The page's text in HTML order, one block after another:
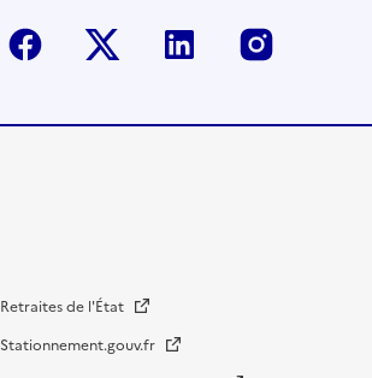
Facebook Twitter-X Linkedin
Retraites de l'État
Stationnement.gouv.fr